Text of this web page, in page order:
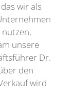
wir als
unsere
Dr.
den
wird